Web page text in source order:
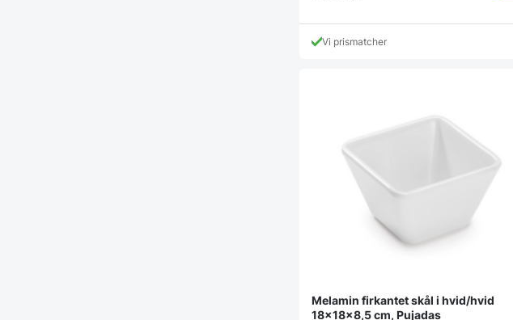
Vi prismatcher
Melamin firkantet skål i hvid/hvid
18x18x8,5 cm, Pujadas